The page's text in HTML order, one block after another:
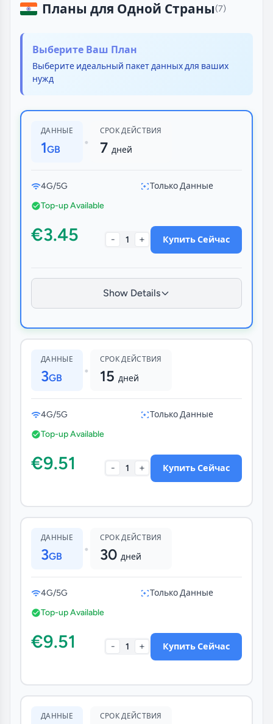
Планы для Одной Страны(7)
Выберите Ваш План
Выберите идеальный пакет данных для ваших
нужд
ДАННЫЕ
1GB •
СРОК ДЕЙСТВИЯ
7 дней
4G/5G
Только Данные
Top-up Available
€3.45 - 1 + Купить Сейчас
Show Details
ДАННЫЕ
3GB •
СРОК ДЕЙСТВИЯ
15 дней
4G/5G
Только Данные
Top-up Available
€9.51 - 1 + Купить Сейчас
ДАННЫЕ
3GB •
СРОК ДЕЙСТВИЯ
30 дней
4G/5G
Только Данные
Top-up Available
€9.51 - 1 + Купить Сейчас
ДАННЫЕ СРОК ДЕЙСТВИЯ